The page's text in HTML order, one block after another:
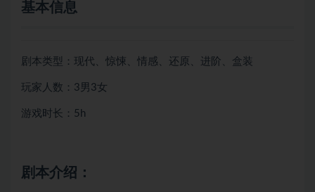
基本信息
剧本类型：现代、惊悚、情感、还原、进阶、盒装
玩家人数：3男3女
游戏时长：5h
剧本介绍：